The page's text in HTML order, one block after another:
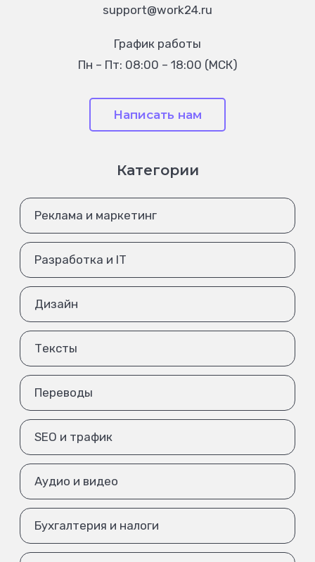
support@work24.ru
График работы
Пн – Пт: 08:00 – 18:00 (МСК)
Написать нам
Категории
Реклама и маркетинг
Разработка и IT
Дизайн
Тексты
Переводы
SEO и трафик
Аудио и видео
Бухгалтерия и налоги